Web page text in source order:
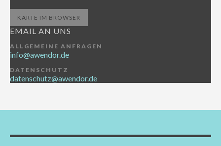
KARTE IM BROWSER
EMAIL AN UNS
ALLGEMEINE ANFRAGEN
info@awendor.de
DATENSCHUTZ
datenschutz@awendor.de